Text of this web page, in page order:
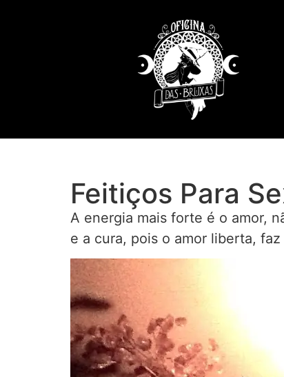
Feitiços Para
A energia mais forte é o amor,
e a cura, pois o amor liberta,